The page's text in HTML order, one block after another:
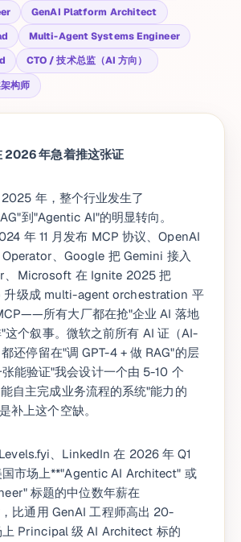
GenAI Platform Architect
Multi-Agent Systems Engineer
CTO / 技术总监（AI 方向）
构师
2026 年急着推这张证
年，整个行业发生了
到"Agentic AI"的明显转向。
年 11 月发布 MCP 协议、OpenAI
、Google 把 Gemini 接入
、Microsoft 在 Ignite 2025 把
级成 multi-agent orchestration 平
所有大厂都在抢"企业 AI 落地
这个叙事。微软之前所有 AI 证（AI-
还停留在"调 GPT-4 + 做 RAG"的层
能验证"我会设计一个由 5-10 个
自主完成业务流程的系统"能力的
补上这个空缺。
、LinkedIn 在 2026 年 Q1
国市场上**"Agentic AI Architect" 或
标题的中位数年薪在
比通用 GenAI 工程师高出 20-
上 Principal 级 AI Architect 标的